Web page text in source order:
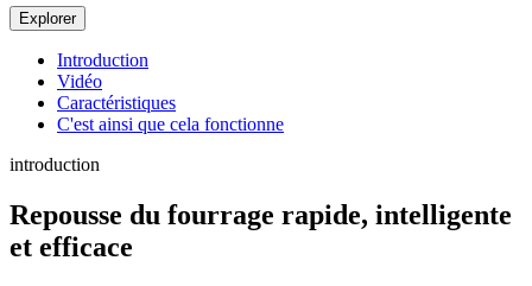
Explorer
Introduction
Vidéo
Caractéristiques
C'est ainsi que cela fonctionne
introduction
Repousse du fourrage rapide, intelligente
et efficace